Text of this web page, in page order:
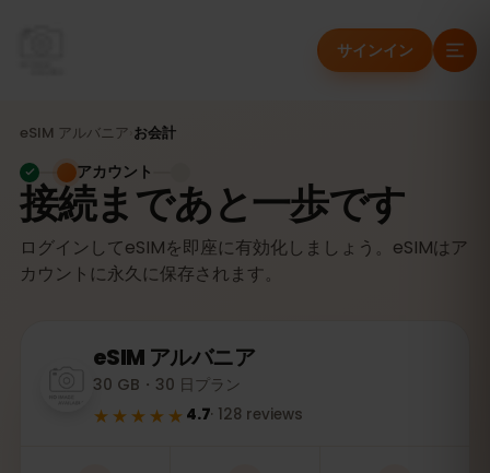
サインイン
eSIM アルバニア お会計
接続まであと一歩です
ログインしてeSIMを即座に有効化しましょう。eSIMはア
カウントに永久に保存されます。
アカウント
eSIM アルバニア
30 GB・30 日プラン
★★★★★ 4.7· 128 reviews